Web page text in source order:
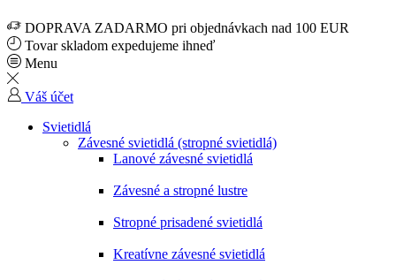
DOPRAVA ZADARMO pri objednávkach nad 100 EUR
Tovar skladom expedujeme ihneď
Menu
Váš účet
Svietidlá
Závesné svietidlá (stropné svietidlá)
Lanové závesné svietidlá
Závesné a stropné lustre
Stropné prisadené svietidlá
Kreatívne závesné svietidlá